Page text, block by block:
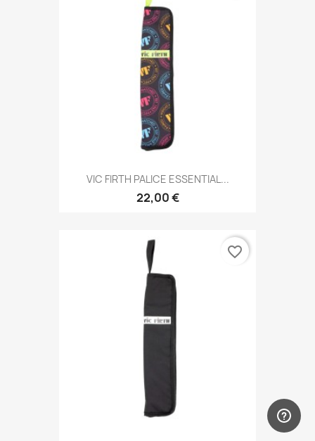
VIC FIRTH PALICE ESSENTIAL...
22,00 €
favorite_border